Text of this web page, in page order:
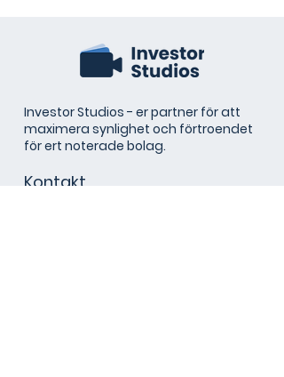
Investor Studios - er partner för att
maximera synlighet och förtroendet
för ert noterade bolag.
Kontakt